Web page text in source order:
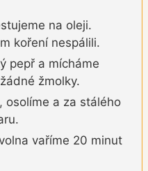
na oleji.
koření nespálili.
pepř a mícháme
žmolky.
osolíme a za stálého
vaříme 20 minut